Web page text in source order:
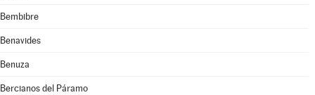
Bembibre
Benavides
Benuza
Bercianos del Páramo